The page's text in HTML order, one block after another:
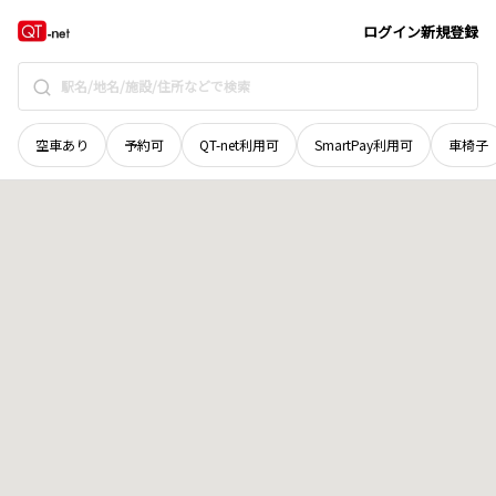
ログイン新規登録
空車あり 予約可 QT-net利用可 SmartPay利用可 車椅子
北海道